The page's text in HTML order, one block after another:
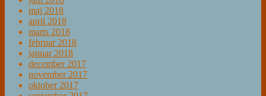
maj 2018
april 2018
marts 2018
februar 2018
januar 2018
december 2017
november 2017
oktober 2017